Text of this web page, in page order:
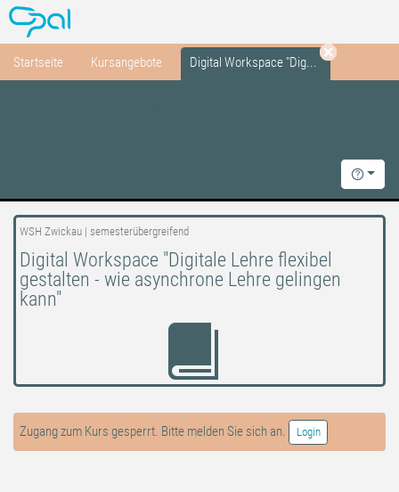
OPAL
Startseite Kursangebote Digital Workspace "Dig...
Tab
Hilfe
WSH Zwickau | semesterübergreifend
Digital Workspace "Digitale Lehre flexibel
gestalten - wie asynchrone Lehre gelingen
kann"
Zugang zum Kurs gesperrt. Bitte melden Sie sich an. Login